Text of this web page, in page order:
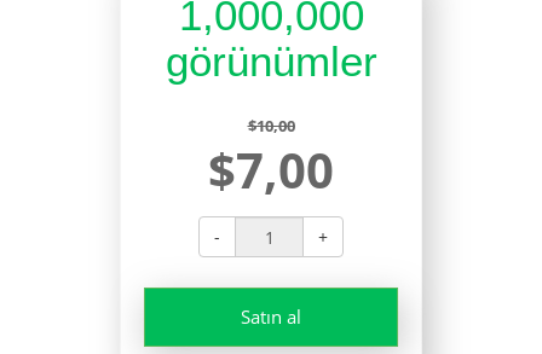
1,000,000
görünümler
$10,00
$7,00
- +
Satın al